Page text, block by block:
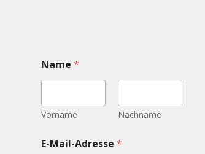
Name *
Vorname Nachname
E-Mail-Adresse *